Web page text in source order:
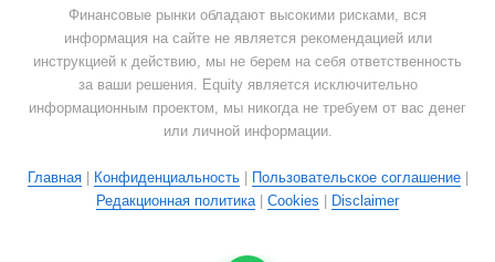
Финансовые рынки обладают высокими рисками, вся
информация на сайте не является рекомендацией или
инструкцией к действию, мы не берем на себя ответственность
за ваши решения. Equity является исключительно
информационным проектом, мы никогда не требуем от вас денег
или личной информации.
Главная| Конфиденциальность| Пользовательское соглашение|
Редакционная политика| Cookies Disclaimer